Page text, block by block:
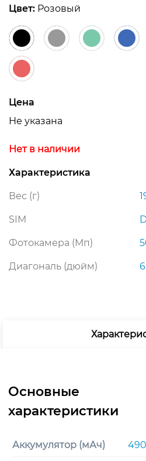
Цвет: Розовый
Цена
Не указана
Нет в наличии
Характеристика
Вес (г)
SIM
Фотокамера (Мп)
Диагональ (дюйм)
Аккумулятор (мАч)